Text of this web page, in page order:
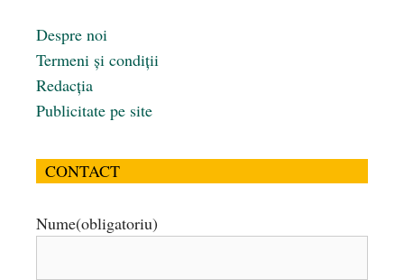
Despre noi
Termeni și condiții
Redacția
Publicitate pe site
CONTACT
Nume(obligatoriu)